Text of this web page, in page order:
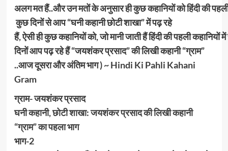
अलग मत हैं..और उन मतों के अनुसार ही कुछ कहानियों को हिंदी की पहली
कुछ दिनों से आप “घनी कहानी छोटी शाखा” में पढ़ रहे
हैं, ऐसी ही कुछ कहानियों को, जो मानी जाती हैं हिंदी की पहली कहानियों
दिनों आप पढ़ रहे हैं “जयशंकर प्रसाद” की लिखी कहानी “ग्राम”
..आज दूसरा और अंतिम भाग ) ~ Hindi Ki Pahli Kahani
Gram
ग्राम- जयशंकर प्रसाद
घनी कहानी, छोटी शाखा: जयशंकर प्रसाद की लिखी कहानी
“ग्राम” का पहला भाग
भाग-2